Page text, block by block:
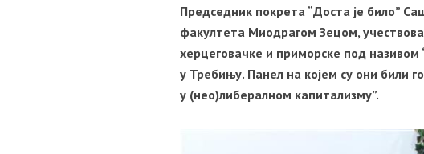
Председник покрета “Доста је било”
факултета Миодрагом Зецом,
херцеговачке и приморске под називом
у Требињу. Панел на којем су они били
у (нео)либералном капитализму”.